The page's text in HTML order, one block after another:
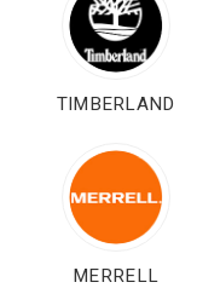
TIMBERLAND
MERRELL